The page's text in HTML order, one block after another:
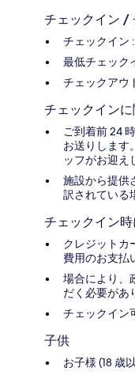
チェックイン /
チェックイン
最低チェック
チェックアウ
チェックイン
ご到着前 24
お送りします
ッフがお迎え
施設から提供
訳されている
チェックイン
クレジットカ
費用のお支払
場合により、
だく必要があ
チェックイン
子供
お子様 (18 歳